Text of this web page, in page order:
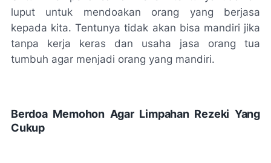
luput untuk mendoakan orang yang berjasa
kepada kita. Tentunya tidak akan bisa mandiri jika
tanpa kerja keras dan usaha jasa orang tua
tumbuh agar menjadi orang yang mandiri.
Berdoa Memohon Agar Limpahan Rezeki Yang
Cukup